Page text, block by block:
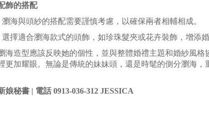
飾的搭配
海與頭紗的搭配需要謹慎考慮，以確保兩者相輔相成。
選擇適合瀏海款式的頭飾，如珍珠髮夾或花卉裝飾，增添婚
海造型應該反映她的個性，並與整體婚禮主題和婚紗風
更加耀眼。無論是傳統的妹妹頭，還是時髦的側分瀏海
娘秘書 | 電話 0913-036-312 JESSICA